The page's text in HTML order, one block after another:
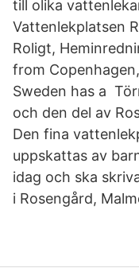
till olika
Vattenlekplatsen
Roligt,
from
Sweden has a
och den del av
Den fina
uppskattas av
idag och ska
i Rosengård,